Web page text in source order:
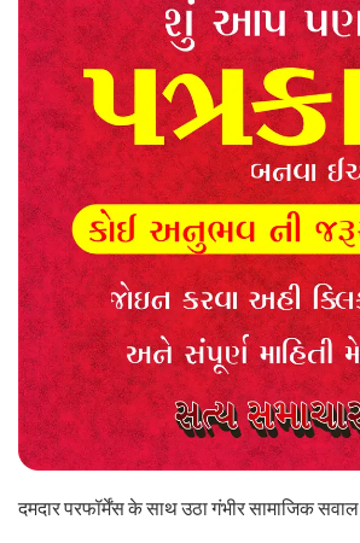
दमदार परफॉर्मेंस के साथ उठा गंभीर सामाजिक सवाल